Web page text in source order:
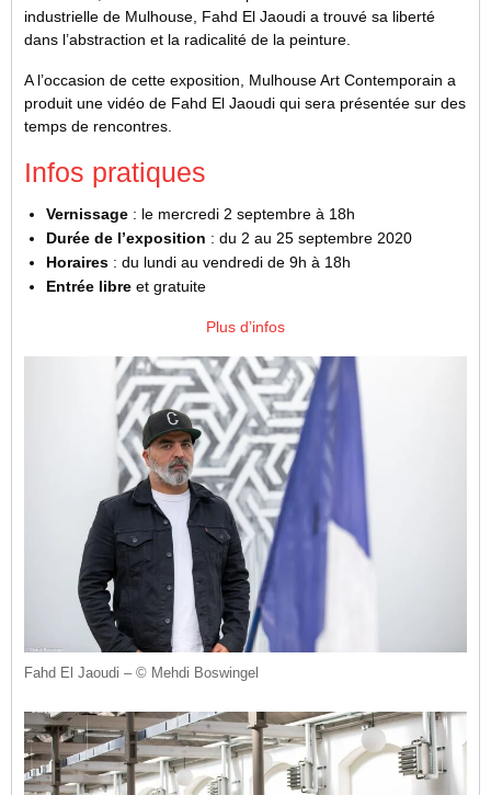
industrielle de Mulhouse, Fahd El Jaoudi a trouvé sa liberté
dans l’abstraction et la radicalité de la peinture.
A l’occasion de cette exposition, Mulhouse Art Contemporain a
produit une vidéo de Fahd El Jaoudi qui sera présentée sur des
temps de rencontres.
Infos pratiques
Vernissage : le mercredi 2 septembre à 18h
Durée de l’exposition : du 2 au 25 septembre 2020
Horaires : du lundi au vendredi de 9h à 18h
Entrée libre et gratuite
Plus d’infos
Fahd El Jaoudi – © Mehdi Boswingel